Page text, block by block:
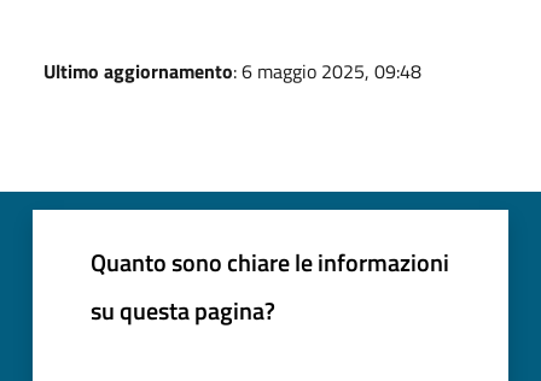
Ultimo aggiornamento: 6 maggio 2025, 09:48
Quanto sono chiare le informazioni
su questa pagina?